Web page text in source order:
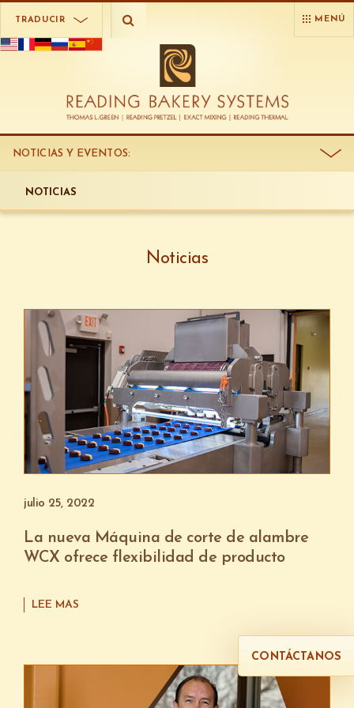
TRADUCIR MENÚ
NOTICIAS Y EVENTOS:
NOTICIAS
Noticias
julio 25, 2022
La nueva Máquina de corte de alambre
WCX ofrece flexibilidad de producto
LEE MAS
CONTÁCTANOS